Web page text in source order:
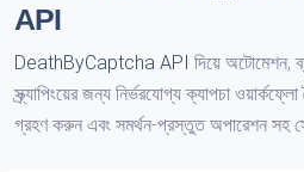
API
DeathByCaptcha API দিয়ে অটোমেশন,
স্ক্র্যাপিংয়ের জন্য নির্ভরযোগ্য ক্যাপচা
গ্রহণ করুন এবং সমর্থন-প্রস্তুত অপারেশন সহ